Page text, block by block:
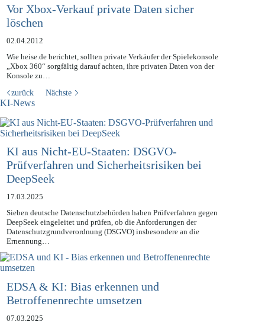
Vor Xbox-Verkauf private Daten sicher
löschen
02.04.2012
Wie heise.de berichtet, sollten private Verkäufer der Spielekonsole
„Xbox 360“ sorgfältig darauf achten, ihre privaten Daten von der
Konsole zu…
zurück
Nächste
KI-News
KI aus Nicht-EU-Staaten: DSGVO-
Prüfverfahren und Sicherheitsrisiken bei
DeepSeek
17.03.2025
Sieben deutsche Datenschutzbehörden haben Prüfverfahren gegen
DeepSeek eingeleitet und prüfen, ob die Anforderungen der
Datenschutzgrundverordnung (DSGVO) insbesondere an die
Ernennung…
EDSA & KI: Bias erkennen und
Betroffenenrechte umsetzen
07.03.2025